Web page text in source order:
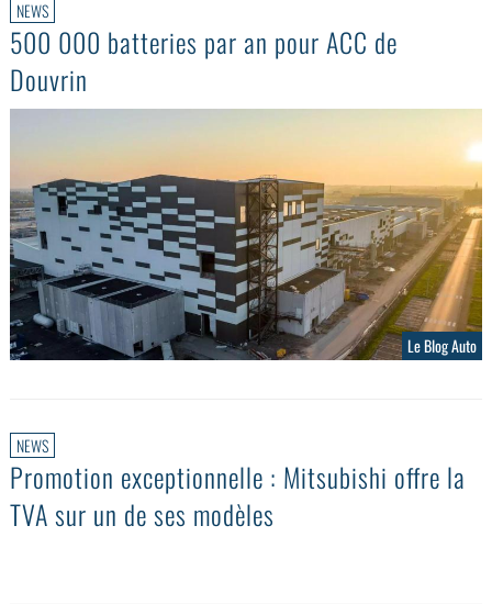
NEWS
500 000 batteries par an pour ACC de
Douvrin
Le Blog Auto
NEWS
Promotion exceptionnelle : Mitsubishi offre la
TVA sur un de ses modèles